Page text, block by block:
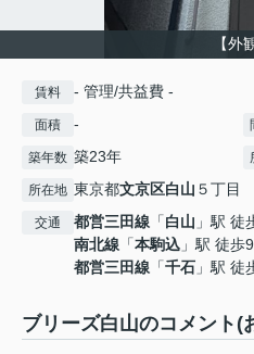
【外
賃料 - 管理/共益費 -
面積 -
築年数 築23年
所在地 東京都文京区白山 ５丁目
交通 都営三田線 「白山 」駅 徒
南北線 「本駒込 」駅 徒歩
都営三田線 「千石 」駅 徒
ブリーズ白山のコメント(